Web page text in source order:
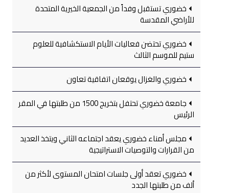
خضوري تستقبل وفداً من الجمعية الخيرية المتحدة
للأراضي المقدسة
خضوري تحتضن فعاليات الأيام الاستكشافية للعلوم
ستيم للموسم الثالث
خضوري والغزال يوقعان اتفاقية تعاون
جامعة خضوري تحتفل بتخريج 1500 من طلبتها في المقر
الرئيس
مجلس أمناء خضوري يعقد اجتماعه الثاني ويتخذ العديد
من القرارات والتوصيات الاستراتيجية
خضوري تعقد أولى جلسات امتحان المستوى لأكثر من
ألف من طلبتها الجدد